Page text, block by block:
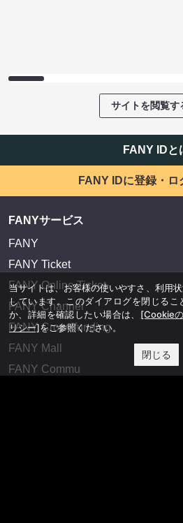
サイトを閲覧す
FANY IDと
FANY IDに登録・ロ
FANYサービス
FANY
FANY Ticket
FANY Online Ticket
FANY Channel
FANY Crowdfunding
FANY Mall
FANY Commu
当サイトは、お客様の使いやすさ、利用
しています。このダイアログを閉じる
か、詳細を確認したい場合は、 [Cookie
リシー]をご参照ください。
閉じる